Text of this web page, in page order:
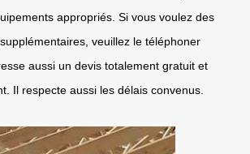
appropriés. Si vous voulez des
veuillez le téléphoner
aussi un devis totalement gratuit et
Il respecte aussi les délais convenus.